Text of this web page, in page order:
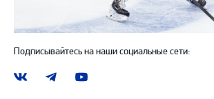
Подписывайтесь на наши социальные сети:
Наша
Наш
Наш